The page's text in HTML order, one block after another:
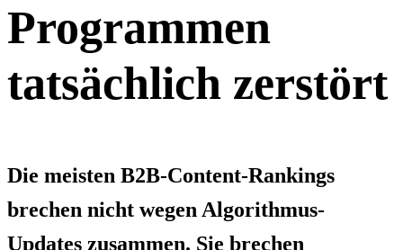
Programmen
tatsächlich zerstört
Die meisten B2B-Content-Rankings
brechen nicht wegen Algorithmus-
Updates zusammen. Sie brechen